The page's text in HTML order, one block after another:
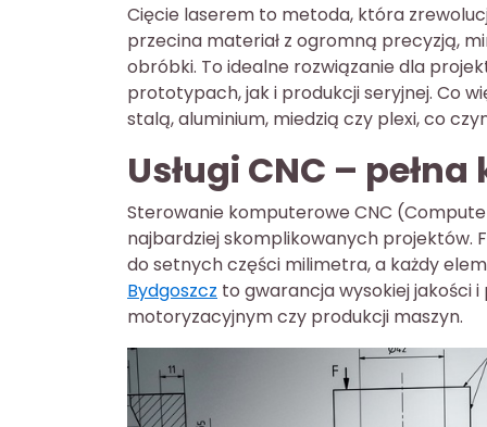
Cięcie laserem to metoda, która
przecina materiał z ogromną precyzją,
obróbki. To idealne rozwiązanie dla
prototypach, jak i produkcji seryjnej. Co
stalą, aluminium, miedzią czy plexi, co
Usługi CNC –
Sterowanie komputerowe CNC
najbardziej skomplikowanych projektów.
do setnych części milimetra, a każdy
Bydgoszcz to gwarancja wysokiej jakości
motoryzacyjnym czy produkcji maszyn.